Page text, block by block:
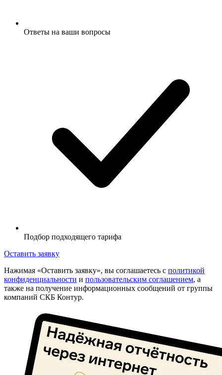
Ответы на ваши вопросы
Подбор подходящего тарифа
Оставить заявку
Нажимая «Оставить заявку», вы соглашаетесь с политикой
конфиденциальности и пользовательским соглашением, а
также на получение информационных сообщений от группы
компаний СКБ Контур.